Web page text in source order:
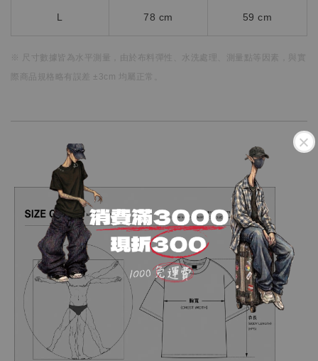
L 78 cm 59 cm
※ 尺寸數據皆為水平測量， 由於布料彈性、水洗處理、測量點等因素，
與實
際商品規格略有誤差 ±3cm 均屬正常。